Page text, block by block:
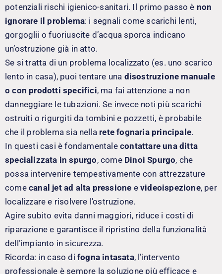
potenziali rischi igienico-sanitari. Il primo passo è non
ignorare il problema: i segnali come scarichi lenti,
gorgoglii o fuoriuscite d’acqua sporca indicano
un’ostruzione già in atto.
Se si tratta di un problema localizzato (es. uno scarico
lento in casa), puoi tentare una disostruzione manuale
o con prodotti specifici, ma fai attenzione a non
danneggiare le tubazioni. Se invece noti più scarichi
ostruiti o rigurgiti da tombini e pozzetti, è probabile
che il problema sia nella rete fognaria principale.
In questi casi è fondamentale contattare una ditta
specializzata in spurgo, come Dinoi Spurgo, che
possa intervenire tempestivamente con attrezzature
come canal jet ad alta pressione evideoispezione, per
localizzare e risolvere l’ostruzione.
Agire subito evita danni maggiori, riduce i costi di
riparazione e garantisce il ripristino della funzionalità
dell’impianto in sicurezza.
Ricorda: in caso di fogna intasata, l’intervento
professionale è sempre la soluzione più efficace e